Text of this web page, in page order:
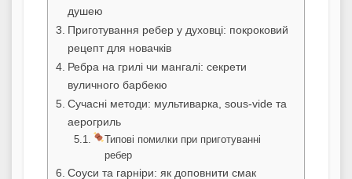
душею
Приготування ребер у духовці: покроковий
рецепт для новачків
Ребра на грилі чи мангалі: секрети
вуличного барбекю
Сучасні методи: мультиварка, sous-vide та
аерогриль
Типові помилки при приготуванні
ребер
Соуси та гарніри: як доповнити смак